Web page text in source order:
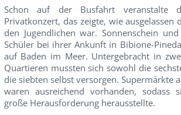
Schon auf der Busfahrt veranstalte
Privatkonzert, das zeigte, wie ausgelassen
den Jugendlichen war. Sonnenschein
Schüler bei ihrer Ankunft in Bibione-
auf Baden im Meer. Untergebracht in
Quartieren mussten sich sowohl die
die siebten selbst versorgen. Supermärkte
waren ausreichend vorhanden, sodass
große Herausforderung herausstellte.